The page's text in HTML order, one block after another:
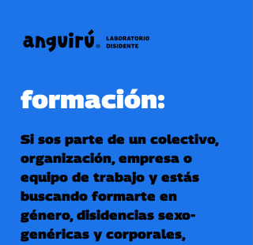
formación:
​​​​​​​Si sos parte de un colectivo,
organización, empresa o
equipo de trabajo y estás
buscando formarte en
género, disidencias sexo-
genéricas y corporales,